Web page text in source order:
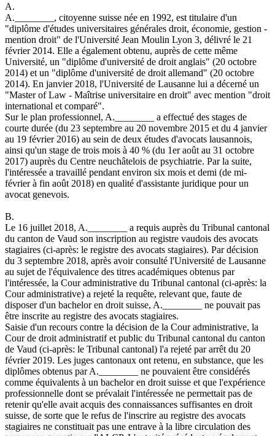
A.
A.________, citoyenne suisse née en 1992, est titulaire d'un
"diplôme d'études universitaires générales droit, économie, gestion -
mention droit" de l'Université Jean Moulin Lyon 3, délivré le 21
février 2014. Elle a également obtenu, auprès de cette même
Université, un "diplôme d'université de droit anglais" (20 octobre
2014) et un "diplôme d'université de droit allemand" (20 octobre
2014). En janvier 2018, l'Université de Lausanne lui a décerné un
"Master of Law - Maîtrise universitaire en droit" avec mention "droit
international et comparé".
Sur le plan professionnel, A.________ a effectué des stages de
courte durée (du 23 septembre au 20 novembre 2015 et du 4 janvier
au 19 février 2016) au sein de deux études d'avocats lausannois,
ainsi qu'un stage de trois mois à 40 % (du 1er août au 31 octobre
2017) auprès du Centre neuchâtelois de psychiatrie. Par la suite,
l'intéressée a travaillé pendant environ six mois et demi (de mi-
février à fin août 2018) en qualité d'assistante juridique pour un
avocat genevois.
B.
Le 16 juillet 2018, A.________ a requis auprès du Tribunal cantonal
du canton de Vaud son inscription au registre vaudois des avocats
stagiaires (ci-après: le registre des avocats stagiaires). Par décision
du 3 septembre 2018, après avoir consulté l'Université de Lausanne
au sujet de l'équivalence des titres académiques obtenus par
l'intéressée, la Cour administrative du Tribunal cantonal (ci-après: la
Cour administrative) a rejeté la requête, relevant que, faute de
disposer d'un bachelor en droit suisse, A.________ ne pouvait pas
être inscrite au registre des avocats stagiaires.
Saisie d'un recours contre la décision de la Cour administrative, la
Cour de droit administratif et public du Tribunal cantonal du canton
de Vaud (ci-après: le Tribunal cantonal) l'a rejeté par arrêt du 20
février 2019. Les juges cantonaux ont retenu, en substance, que les
diplômes obtenus par A.________ ne pouvaient être considérés
comme équivalents à un bachelor en droit suisse et que l'expérience
professionnelle dont se prévalait l'intéressée ne permettait pas de
retenir qu'elle avait acquis des connaissances suffisantes en droit
suisse, de sorte que le refus de l'inscrire au registre des avocats
stagiaires ne constituait pas une entrave à la libre circulation des